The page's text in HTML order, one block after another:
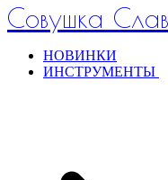
Совушка
НОВИНКИ
ИНСТРУМЕНТЫ